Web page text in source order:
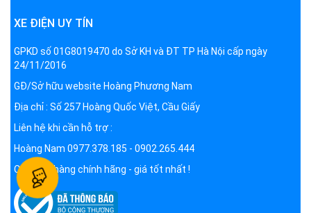
XE ĐIỆN UY TÍN
GPKD số 01G8019470 do Sở KH và ĐT TP Hà Nội cấp ngày
24/11/2016
GĐ/Sở hữu website Hoàng Phương Nam
Địa chỉ : Số 257 Hoàng Quốc Việt, Cầu Giấy
Liên hệ khi cần hỗ trợ :
Hoàng Nam 0977.378.185 - 0902.265.444
Cam kết hàng chính hãng - giá tốt nhất !